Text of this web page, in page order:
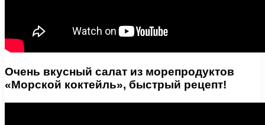
Очень вкусный салат из морепродуктов
«Морской коктейль», быстрый рецепт!